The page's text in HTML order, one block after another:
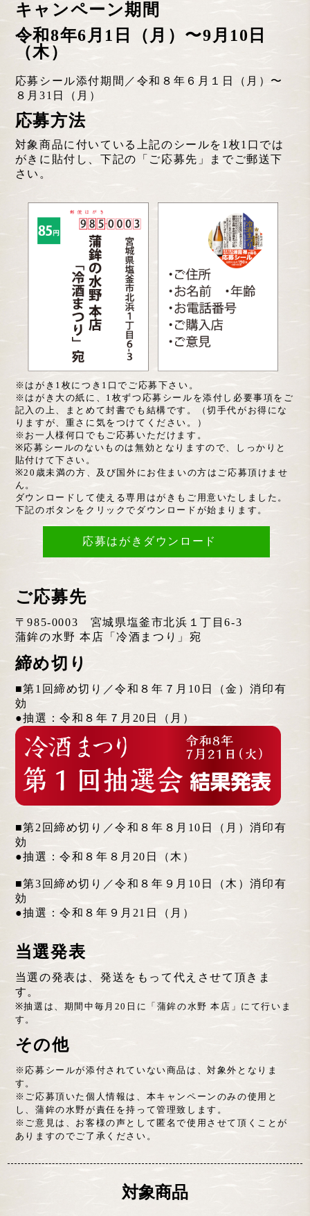
キャンペーン期間
令和8年6月1日（月）〜9月10日
（木）
応募シール添付期間／令和８年６月１日（月）〜
８月31日（月）
応募方法
対象商品に付いている上記のシールを1枚1口では
がきに貼付し、下記の「ご応募先」までご郵送下
さい。
※はがき1枚につき1口でご応募下さい。
※はがき大の紙に、1枚ずつ応募シールを添付し必要事項をご
記入の上、まとめて封書でも結構です。（切手代がお得にな
りますが、重さに気をつけてください。）
※お一人様何口でもご応募いただけます。
※応募シールのないものは無効となりますので、しっかりと
貼付けて下さい。
※20歳未満の方、及び国外にお住まいの方はご応募頂けませ
ん。
ダウンロードして使える専用はがきもご用意いたしました。
下記のボタンをクリックでダウンロードが始まります。
応募はがきダウンロード
ご応募先
〒985-0003 宮城県塩釜市北浜１丁目6-3
蒲鉾の水野 本店「冷酒まつり」宛
締め切り
■第1回締め切り／令和８年７月10日（金）消印有
効
●抽選：令和８年７月20日（月）
■第2回締め切り／令和８年８月10日（月）消印有
効
●抽選：令和８年８月20日（木）
■第3回締め切り／令和８年９月10日（木）消印有
効
●抽選：令和８年９月21日（月）
当選発表
当選の発表は、発送をもって代えさせて頂きま
す。
※抽選は、期間中毎月20日に「蒲鉾の水野 本店」にて行いま
す。
その他
※応募シールが添付されていない商品は、対象外となりま
す。
※ご応募頂いた個人情報は、本キャンペーンのみの使用と
し、蒲鉾の水野が責任を持って管理致します。
※ご意見は、お客様の声として匿名で使用させて頂くことが
ありますのでご了承ください。
対象商品